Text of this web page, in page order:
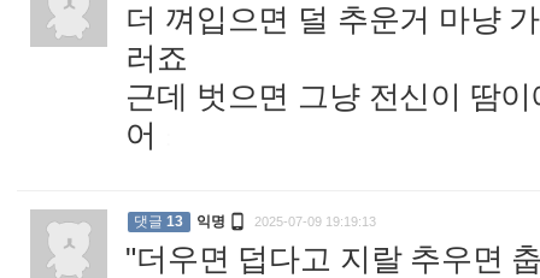
더 껴입으면 덜 추운거 마냥
러죠
근데 벗으면 그냥 전신이 땀
어
댓글 13 익명  2025-07-09 19:19:13
"더우면 덥다고 지랄 추우면